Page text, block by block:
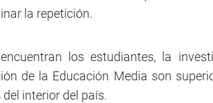
la repetición.
los estudiantes, la
de la Educación Media son
interior del país.